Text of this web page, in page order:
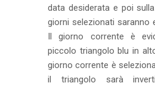
data desiderata e poi
giorni selezionati saranno
Il giorno corrente è
piccolo triangolo blu in
giorno corrente è
il triangolo sarà